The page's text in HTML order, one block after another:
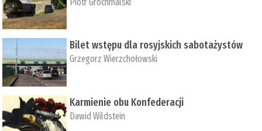
Bilet wstępu dla rosyjskich sabotażystów
Grzegorz Wierzchołowski
Karmienie obu Konfederacji
Dawid Wildstein